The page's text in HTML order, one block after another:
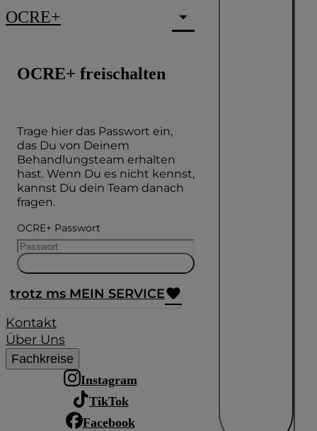
OCRE+
OCRE+ freischalten
Trage hier das Passwort ein,
das Du von Deinem
Behandlungsteam erhalten
hast. Wenn Du es nicht kennst,
kannst Du dein Team danach
fragen.
OCRE+ Passwort
trotz ms MEIN SERVICE
Kontakt
Über Uns
Fachkreise
Instagram
TikTok
Facebook